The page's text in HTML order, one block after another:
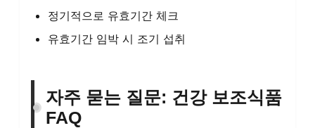
정기적으로 유효기간 체크
유효기간 임박 시 조기 섭취
자주 묻는 질문: 건강 보조식품
FAQ